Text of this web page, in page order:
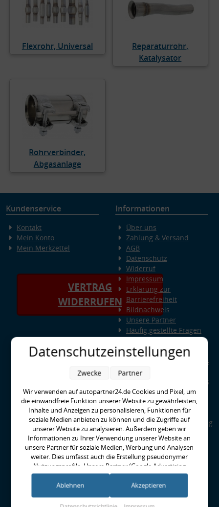
Flexrohr, Universal
Reparaturrohr,
Katalysator
Rohrverbinder,
Abgasanlage
Kundenservice
Kontakt
Mein Konto
Mein Merkzettel
VERTRAG
WIDERRUFEN
Informationen
Über uns
Zahlung & Versand
AGB
Datenschutz
Widerruf
Impressum
Erklärung zur
Barrierefreiheit
Bildnachweis
Unsere Partner
Häufig gestellte Fragen
Wissenswertes rund um
Querlenker
Wissenswertes rund ums
Fahrwerk
Wissenswertes rund ums
Radlager
Wissenswertes rund um
Kupplungen
Special Parts: Auto-Tuning
bei AUTOPARTNER24
Was ist HPS - High
Performance Standard?
EBC-Bremse richtig
Einbremsen
Runter im Hof
Datenschutzeinstellungen
Wir verwenden auf autopartner24.de Cookies und Pixel, um
die einwandfreie Funktion unserer Website zu gewährleisten,
Inhalte und Anzeigen zu personalisieren, Funktionen für
soziale Medien anbieten zu können und die Zugriffe auf
unserer Website zu analysieren. Außerdem geben wir
Informationen zu Ihrer Verwendung unserer Website an
unsere Partner für soziale Medien, Werbung und Analysen
weiter. Dies umfasst auch die Erstellung pseudonymer
Nutzungsprofile. Unsere Partner (Google Advertising
Products) führen diese Informationen möglicherweise mit
weiteren Daten zusammen, die Sie ihnen bereitgestellt haben
im Rahmen Ihrer Nutzung der Dienste gesammelt haben
Zwecke Partner
Ablehnen Akzeptieren